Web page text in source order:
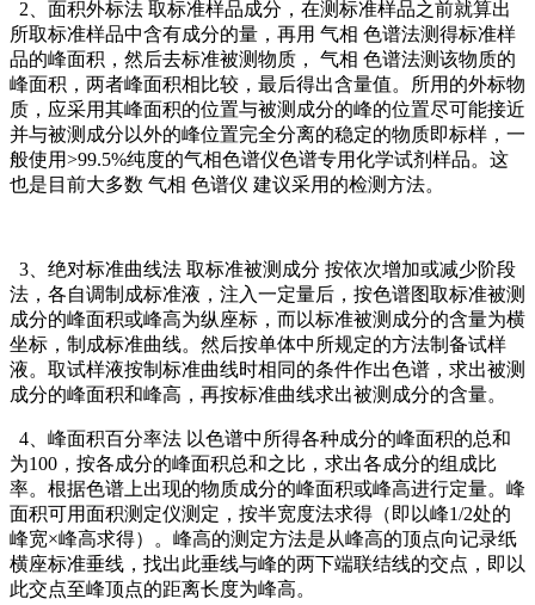
2、面积外标法 取标准样品成分，在测标准样品之前就算出
所取标准样品中含有成分的量，再用 气相 色谱法测得标准样
品的峰面积，然后去标准被测物质， 气相 色谱法测该物质的
峰面积，两者峰面积相比较，最后得出含量值。所用的外标物
质，应采用其峰面积的位置与被测成分的峰的位置尽可能接近
并与被测成分以外的峰位置完全分离的稳定的物质即标样，一
般使用>99.5%纯度的气相色谱仪色谱专用化学试剂样品。这
也是目前大多数 气相 色谱仪 建议采用的检测方法。
3、绝对标准曲线法 取标准被测成分 按依次增加或减少阶段
法，各自调制成标准液，注入一定量后，按色谱图取标准被测
成分的峰面积或峰高为纵座标，而以标准被测成分的含量为横
坐标，制成标准曲线。然后按单体中所规定的方法制备试样
液。取试样液按制标准曲线时相同的条件作出色谱，求出被测
成分的峰面积和峰高，再按标准曲线求出被测成分的含量。
4、峰面积百分率法 以色谱中所得各种成分的峰面积的总和
为100，按各成分的峰面积总和之比，求出各成分的组成比
率。根据色谱上出现的物质成分的峰面积或峰高进行定量。峰
面积可用面积测定仪测定，按半宽度法求得（即以峰1/2处的
峰宽×峰高求得）。峰高的测定方法是从峰高的顶点向记录纸
横座标准垂线，找出此垂线与峰的两下端联结线的交点，即以
此交点至峰顶点的距离长度为峰高。